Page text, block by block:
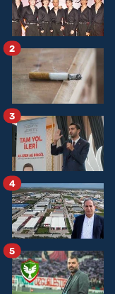
2
3
4
5